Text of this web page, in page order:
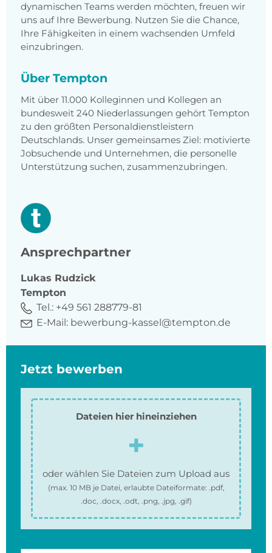
dynamischen Teams werden möchten, freuen wir
uns auf Ihre Bewerbung. Nutzen Sie die Chance,
Ihre Fähigkeiten in einem wachsenden Umfeld
einzubringen.
Über Tempton
Mit über 11.000 Kolleginnen und Kollegen an
bundesweit 240 Niederlassungen gehört Tempton
zu den größten Personaldienstleistern
Deutschlands. Unser gemeinsames Ziel: motivierte
Jobsuchende und Unternehmen, die personelle
Unterstützung suchen, zusammenzubringen.
Ansprechpartner
Lukas Rudzick
Tempton
Tel.: +49 561 288779-81
E-Mail: bewerbung-kassel@tempton.de
Jetzt bewerben
Dateien hier hineinziehen
oder wählen Sie Dateien zum Upload aus
(max. 10 MBje Datei, erlaubte Dateiformate: .pdf,
.doc, .docx, .odt, .png, .jpg, .gif)